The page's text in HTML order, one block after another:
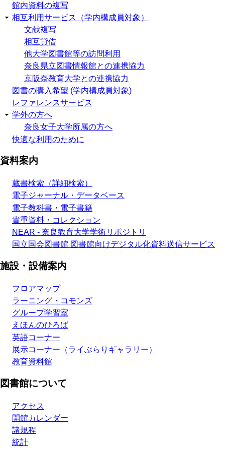
館内資料の複写
相互利用サービス（学内構成員対象）
文献複写
相互貸借
他大学図書館等の訪問利用
奈良県立図書情報館との連携協力
京阪奈教育大学との連携協力
図書の購入希望 (学内構成員対象)
レファレンスサービス
学外の方へ
奈良女子大学所属の方へ
快適な利用のために
資料案内
蔵書検索（詳細検索）
電子ジャーナル・データベース
電子教科書・電子書籍
貴重資料・コレクション
NEAR - 奈良教育大学学術リポジトリ
国立国会図書館 図書館向けデジタル化資料送信サービス
施設・設備案内
フロアマップ
ラーニング・コモンズ
グループ学習室
えほんのひろば
英語コーナー
展示コーナー（ライぶらりギャラリー）
教育資料館
図書館について
アクセス
開館カレンダー
諸規程
統計